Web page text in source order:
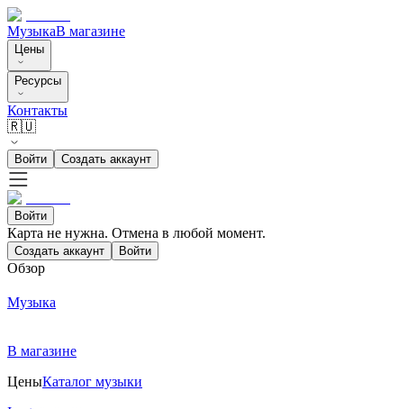
МузыкаВ магазине
Цены
Ресурсы
Контакты
🇷🇺
Войти Создать аккаунт
Войти
Карта не нужна. Отмена в любой момент.
Создать аккаунт Войти
Обзор
Музыка
В магазине
ЦеныКаталог музыки